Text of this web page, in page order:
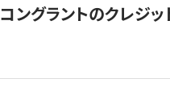
コングラントのクレジ